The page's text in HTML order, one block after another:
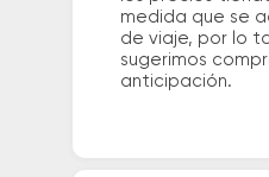
medida que se
de viaje, por lo
sugerimos
anticipación.